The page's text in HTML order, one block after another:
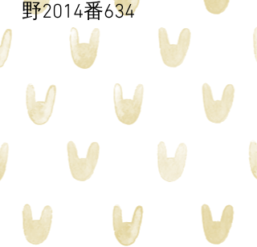
野2014番634